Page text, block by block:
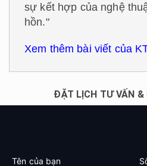
sự kết hợp của nghệ
hồn."
Xem thêm bài viết của
ĐẶT LỊCH TƯ VẤN &
Tên của bạn